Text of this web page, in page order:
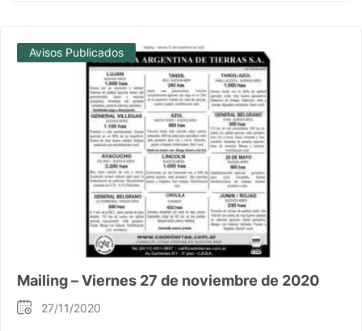
Avisos Publicados
Mailing – Viernes 27 de noviembre de 2020
27/11/2020